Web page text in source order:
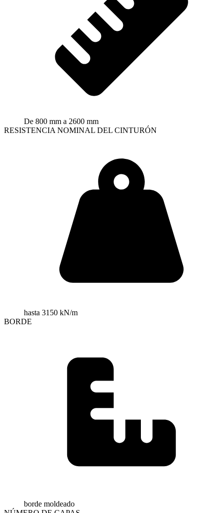
De 800 mm a 2600 mm
RESISTENCIA NOMINAL DEL CINTURÓN
hasta 3150 kN/m
BORDE
borde moldeado